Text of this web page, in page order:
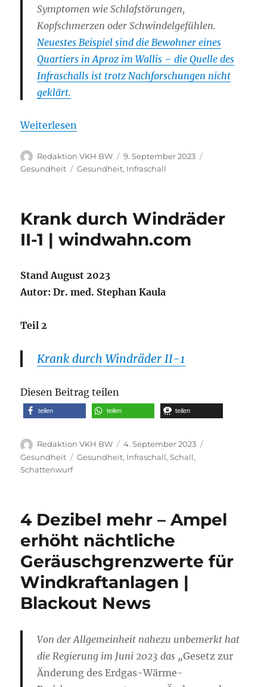
Symptomen wie Schlafstörungen,
Kopfschmerzen oder Schwindelgefühlen.
Neuestes Beispiel sind die Bewohner eines
Quartiers in Aproz im Wallis – die Quelle des
Infraschalls ist trotz Nachforschungen nicht
geklärt.
Weiterlesen
Autor
Redaktion VKH BW
Veröffentlicht
am
9. September 2023
Gesundheit
Schlagwörter
Gesundheit, Infraschall
Krank durch Windräder
II-1 | windwahn.com
Stand August 2023
Autor: Dr. med. Stephan Kaula
Teil 2
Krank durch Windräder II-1
Diesen Beitrag teilen
teilen teilen teilen
Autor
Redaktion VKH BW
Veröffentlicht
am
4. September 2023
Gesundheit
Schlagwörter
Gesundheit, Infraschall,Schall,
Schattenwurf
4 Dezibel mehr – Ampel
erhöht nächtliche
Geräuschgrenzwerte für
Windkraftanlagen |
Blackout News
Von der Allgemeinheit nahezu unbemerkt hat
die Regierung im Juni 2023 das „Gesetz zur
Änderung des Erdgas-Wärme-